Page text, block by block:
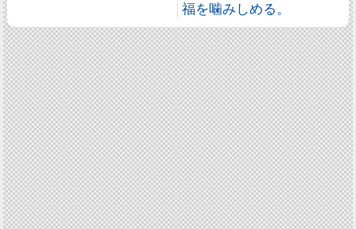
福を噛みしめる。